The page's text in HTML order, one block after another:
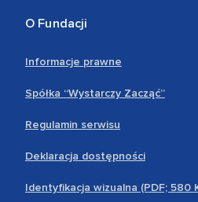
O Fundacji
Informacje prawne
Spółka “Wystarczy Zacząć”
Regulamin serwisu
Deklaracja dostępności
Identyfikacja wizualna (PDF; 580